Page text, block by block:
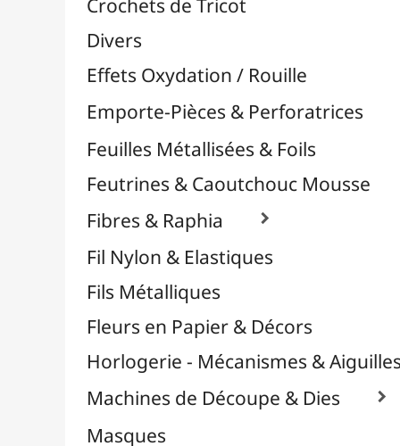
Plantes & Jardin
Plastique Fou
Poncage / Émeri
Quilling / Pliage
Reliure & Cinch
Sable, Strass & Paillettes 
Savons
Serviettes
Sublimation
Tampons et Encreurs 
Washi Tape / Masking Tape
EFCOLOR - Émaux à Froid
Médiums, Vernis & Colles
Modelage / Sculpture
Peintures / Couleurs